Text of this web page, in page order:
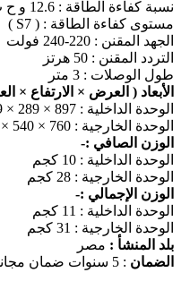
نسبة كفاءة الطاقة : 12.6 و ح ب / الساعة
مستوى كفاءة الطاقة : ( S7 )
الجهد المقنن : 220-240 فولت
التردد المقنن : 50 هرتز
طول الوصلات : 3 متر
الأبعاد ( العرض × الارتفاع ×
الوحدة الداخلية : 897 × 289 × 229
الوحدة الخارجية : 760 × 540 × 265
الوزن الصافي :-
الوحدة الداخلية : 10 كجم
الوحدة الخارجية : 28 كجم
الوزن الإجمالي :-
الوحدة الداخلية : 11 كجم
الوحدة الخارجية : 31 كجم
بلد المنشأ : مصر
الضمان : 5 سنوات ضمان مجاني شامل